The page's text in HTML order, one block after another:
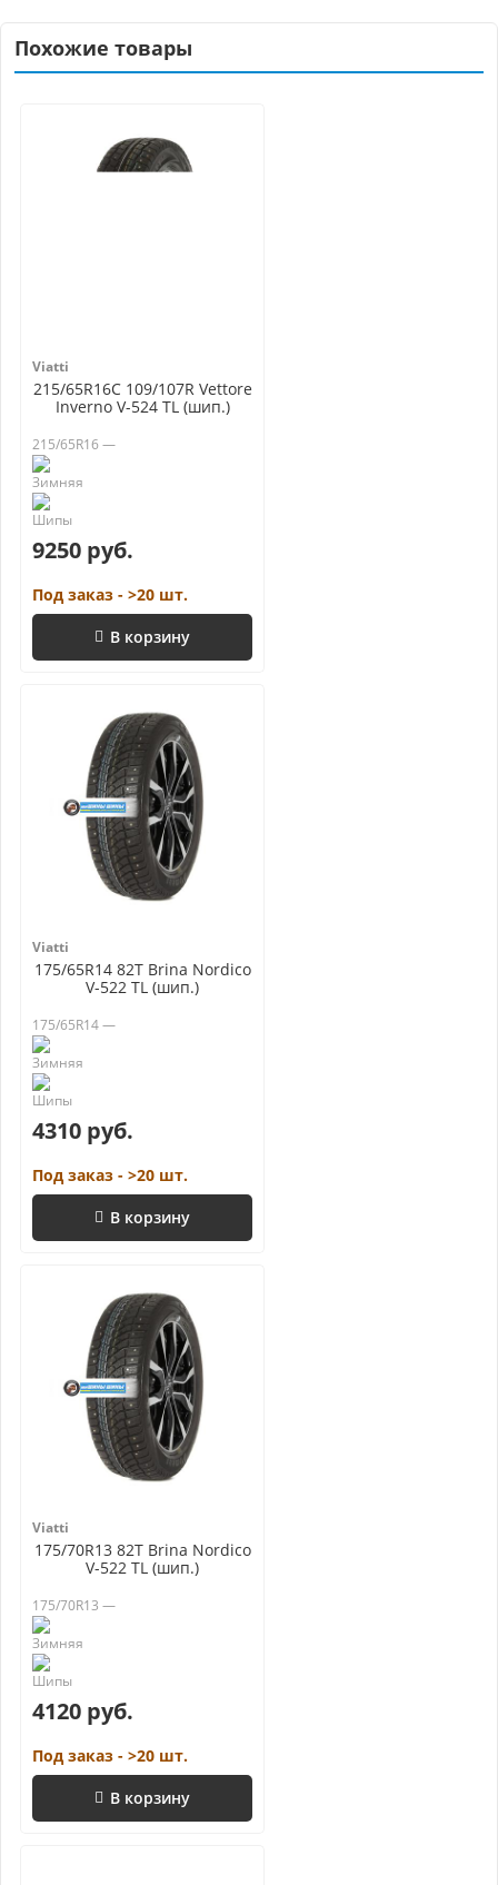
Похожие товары
Viatti
215/65R16C 109/107R Vettore
Inverno V-524 TL (шип.)
215/65R16 —
9250 руб.
Под заказ - >20 шт.
В корзину
Viatti
175/65R14 82T Brina Nordico
V-522 TL (шип.)
175/65R14 —
4310 руб.
Под заказ - >20 шт.
В корзину
Viatti
175/70R13 82T Brina Nordico
V-522 TL (шип.)
175/70R13 —
4120 руб.
Под заказ - >20 шт.
В корзину